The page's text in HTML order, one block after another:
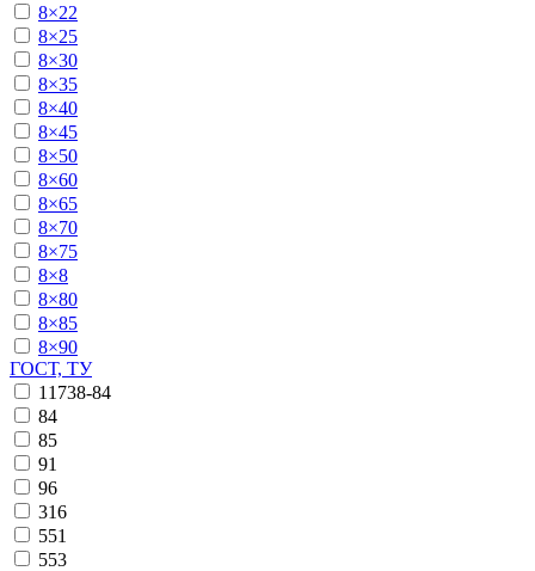
8×22
8×25
8×30
8×35
8×40
8×45
8×50
8×60
8×65
8×70
8×75
8×8
8×80
8×85
8×90
ГОСТ, ТУ
11738-84
84
85
91
96
316
551
553